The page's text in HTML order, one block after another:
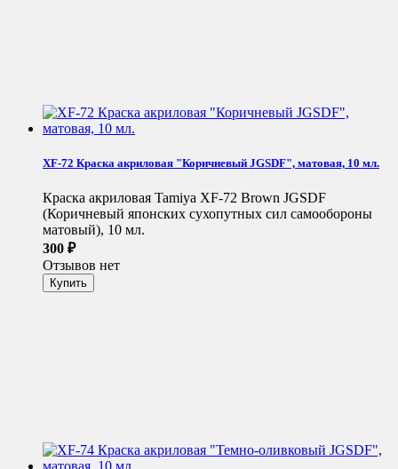
XF-72 Краска акриловая "Коричневый JGSDF", матовая, 10 мл.
Краска акриловая Tamiya XF-72 Brown JGSDF
(Коричневый японских сухопутных сил самообороны
матовый), 10 мл.
300 ₽
Отзывов нет